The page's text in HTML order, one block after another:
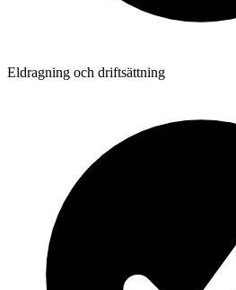
Eldragning och driftsättning